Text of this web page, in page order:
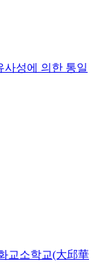
사성에 의한 통일
교소학교(大邱華